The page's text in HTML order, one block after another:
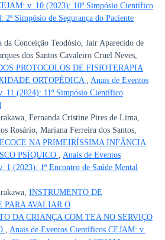
v. 10 (2023): 10º Simpósio Científico
Simpósio de Segurança do Paciente
da Conceição Teodósio, Jair Aparecido de
dos Santos Cavaleiro Cruel Neves,
PROTOCOLOS DE FISIOTERAPIA
ORTOPÉDICA
Anais de Eventos
11 (2024): 11º Simpósio Científico
Fernanda Cristine Pires de Lima,
Rosário, Mariana Ferreira dos Santos,
NA PRIMEIRÍSSIMA INFÂNCIA
PSÍQUICO
Anais de Eventos
1 (2023): 1º Encontro de Saúde Mental
INSTRUMENTO DE
AVALIAR O
DA CRIANÇA COM TEA NO SERVIÇO
Anais de Eventos Científicos CEJAM: v.